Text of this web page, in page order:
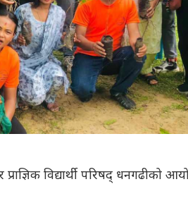
विद्यार्थी परिषद् धनगढीको